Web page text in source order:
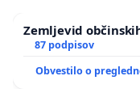
Zemljevid
87 podpisov
Obvestilo o